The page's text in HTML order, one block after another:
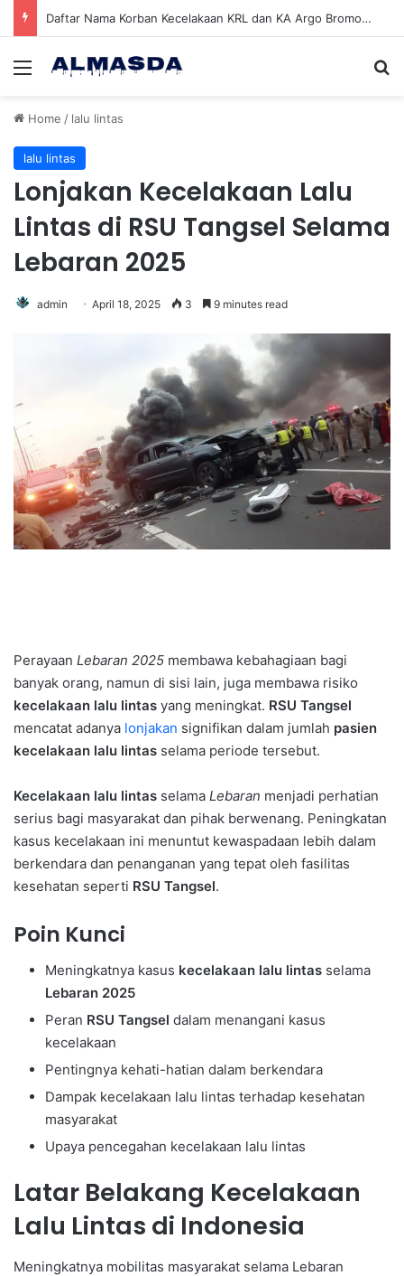
Daftar Nama Korban Kecelakaan KRL dan KA Argo Bromo di Bekasi Timur, 14 Meninggal dan 84 Terluka
Menu
Home / lalu lintas
lalu lintas
Lonjakan Kecelakaan Lalu
Lintas di RSU Tangsel Selama
Lebaran 2025
admin April 18, 2025 3 9 minutes read
Perayaan Lebaran 2025 membawa kebahagiaan bagi
banyak orang, namun di sisi lain, juga membawa risiko
kecelakaan lalu lintas yang meningkat. RSU Tangsel
mencatat adanya lonjakan signifikan dalam jumlah pasien
kecelakaan lalu lintas selama periode tersebut.
Kecelakaan lalu lintas selama Lebaran menjadi perhatian
serius bagi masyarakat dan pihak berwenang. Peningkatan
kasus kecelakaan ini menuntut kewaspadaan lebih dalam
berkendara dan penanganan yang tepat oleh fasilitas
kesehatan seperti RSU Tangsel.
Poin Kunci
Meningkatnya kasus kecelakaan lalu lintas selama
Lebaran 2025
Peran RSU Tangsel dalam menangani kasus
kecelakaan
Pentingnya kehati-hatian dalam berkendara
Dampak kecelakaan lalu lintas terhadap kesehatan
masyarakat
Upaya pencegahan kecelakaan lalu lintas
Latar Belakang Kecelakaan
Lalu Lintas di Indonesia
Meningkatnya mobilitas masyarakat selama Lebaran